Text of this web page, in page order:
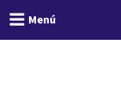
Menú